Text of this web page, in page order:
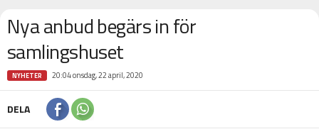
Nya anbud begärs in för
samlingshuset
NYHETER 20:04 onsdag, 22 april, 2020
DELA